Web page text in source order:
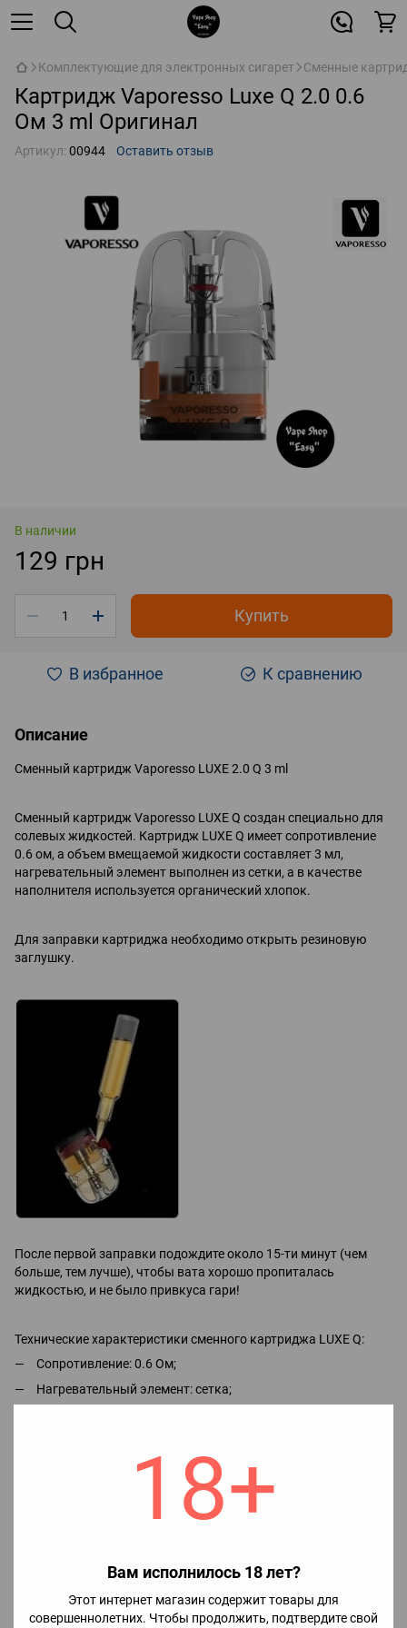
18+
Вам исполнилось 18 лет?
Этот интернет магазин содержит товары для
совершеннолетних. Чтобы продолжить, подтвердите свой
Комплектующие для электронных сигарет Сменные
Картридж Vaporesso Luxe Q 2.0 0.6
Ом 3 ml Оригинал
Артикул: 00944 Оставить отзыв
В наличии
129 грн
Купить
В избранное К сравнению
Описание
Сменный картридж Vaporesso LUXE 2.0 Q 3 ml
Сменный картридж Vaporesso LUXE Q создан специально для
солевых жидкостей. Картридж LUXE Q имеет сопротивление
0.6 ом, а объем вмещаемой жидкости составляет 3 мл,
нагревательный элемент выполнен из сетки, а в качестве
наполнителя используется органический хлопок.
Для заправки картриджа необходимо открыть резиновую
заглушку.
После первой заправки подождите около 15-ти минут (чем
больше, тем лучше), чтобы вата хорошо пропиталась
жидкостью, и не было привкуса гари!
Технические характеристики сменного картриджа LUXE Q:
Сопротивление: 0.6 Ом;
Нагревательный элемент: сетка;
Материал: пищевой пластик.
Совместимость картриджей:
Vaporesso LUXE Q2 SE.
Характеристики